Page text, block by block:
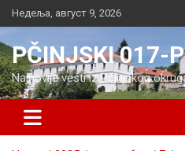
Skip
to
content
Недеља, август 9, 2026
PČINJSKI 017-
Najnovije vesti iz Pčinjskog